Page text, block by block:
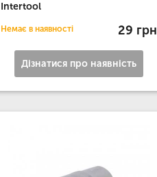
Intertool
Немає в наявності 29 грн
Дізнатися про наявність